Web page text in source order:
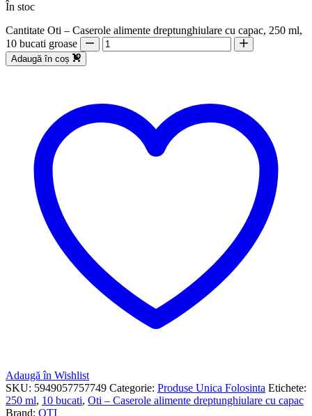
În stoc
Cantitate Oti – Caserole alimente dreptunghiulare cu capac, 250 ml,
10 bucati groase
Adaugă în coș
Adaugă în Wishlist
SKU: 5949057757749 Categorie: Produse Unica Folosinta Etichete:
250 ml, 10 bucati, Oti – Caserole alimente dreptunghiulare cu capac
Brand: OTI